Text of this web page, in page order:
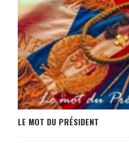
LE MOT DU PRÉSIDENT